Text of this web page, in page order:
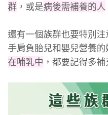
群 ，或是病後需補養的人
還有一個族群也要特別
手肩負胎兒和嬰兒營養的
在哺乳中 ，都要記得多補